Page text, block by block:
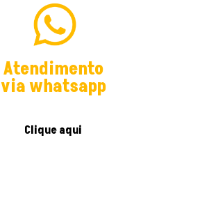
Atendimento
via whatsapp
Clique aqui